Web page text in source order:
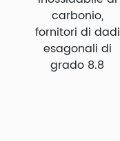
carbonio,
fornitori di dadi
esagonali di
grado 8.8